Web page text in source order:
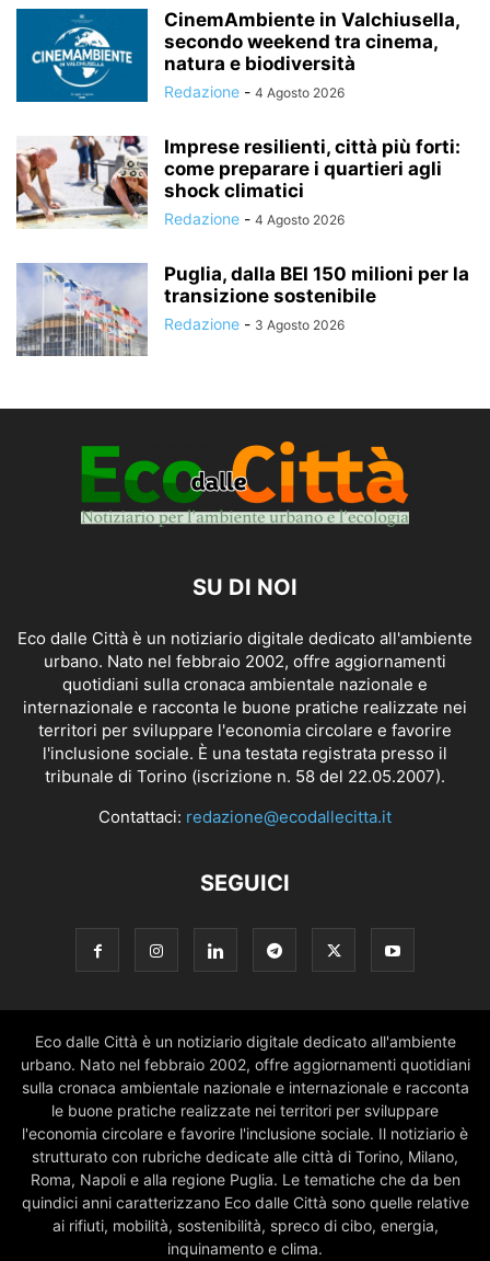
CinemAmbiente in Valchiusella,
secondo weekend tra cinema,
natura e biodiversità
Redazione - 4 Agosto 2026
Imprese resilienti, città più forti:
come preparare i quartieri agli
shock climatici
Redazione - 4 Agosto 2026
Puglia, dalla BEI 150 milioni per la
transizione sostenibile
Redazione - 3 Agosto 2026
SU DI NOI
Eco dalle Città è un notiziario digitale dedicato all'ambiente
urbano. Nato nel febbraio 2002, offre aggiornamenti
quotidiani sulla cronaca ambientale nazionale e
internazionale e racconta le buone pratiche realizzate nei
territori per sviluppare l'economia circolare e favorire
l'inclusione sociale. È una testata registrata presso il
tribunale di Torino (iscrizione n. 58 del 22.05.2007).
Contattaci: redazione@ecodallecitta.it
SEGUICI
Eco dalle Città è un notiziario digitale dedicato all'ambiente
urbano. Nato nel febbraio 2002, offre aggiornamenti quotidiani
sulla cronaca ambientale nazionale e internazionale e racconta
le buone pratiche realizzate nei territori per sviluppare
l'economia circolare e favorire l'inclusione sociale. Il notiziario è
strutturato con rubriche dedicate alle città di Torino, Milano,
Roma, Napoli e alla regione Puglia. Le tematiche che da ben
quindici anni caratterizzano Eco dalle Città sono quelle relative
ai rifiuti, mobilità, sostenibilità, spreco di cibo, energia,
inquinamento e clima.